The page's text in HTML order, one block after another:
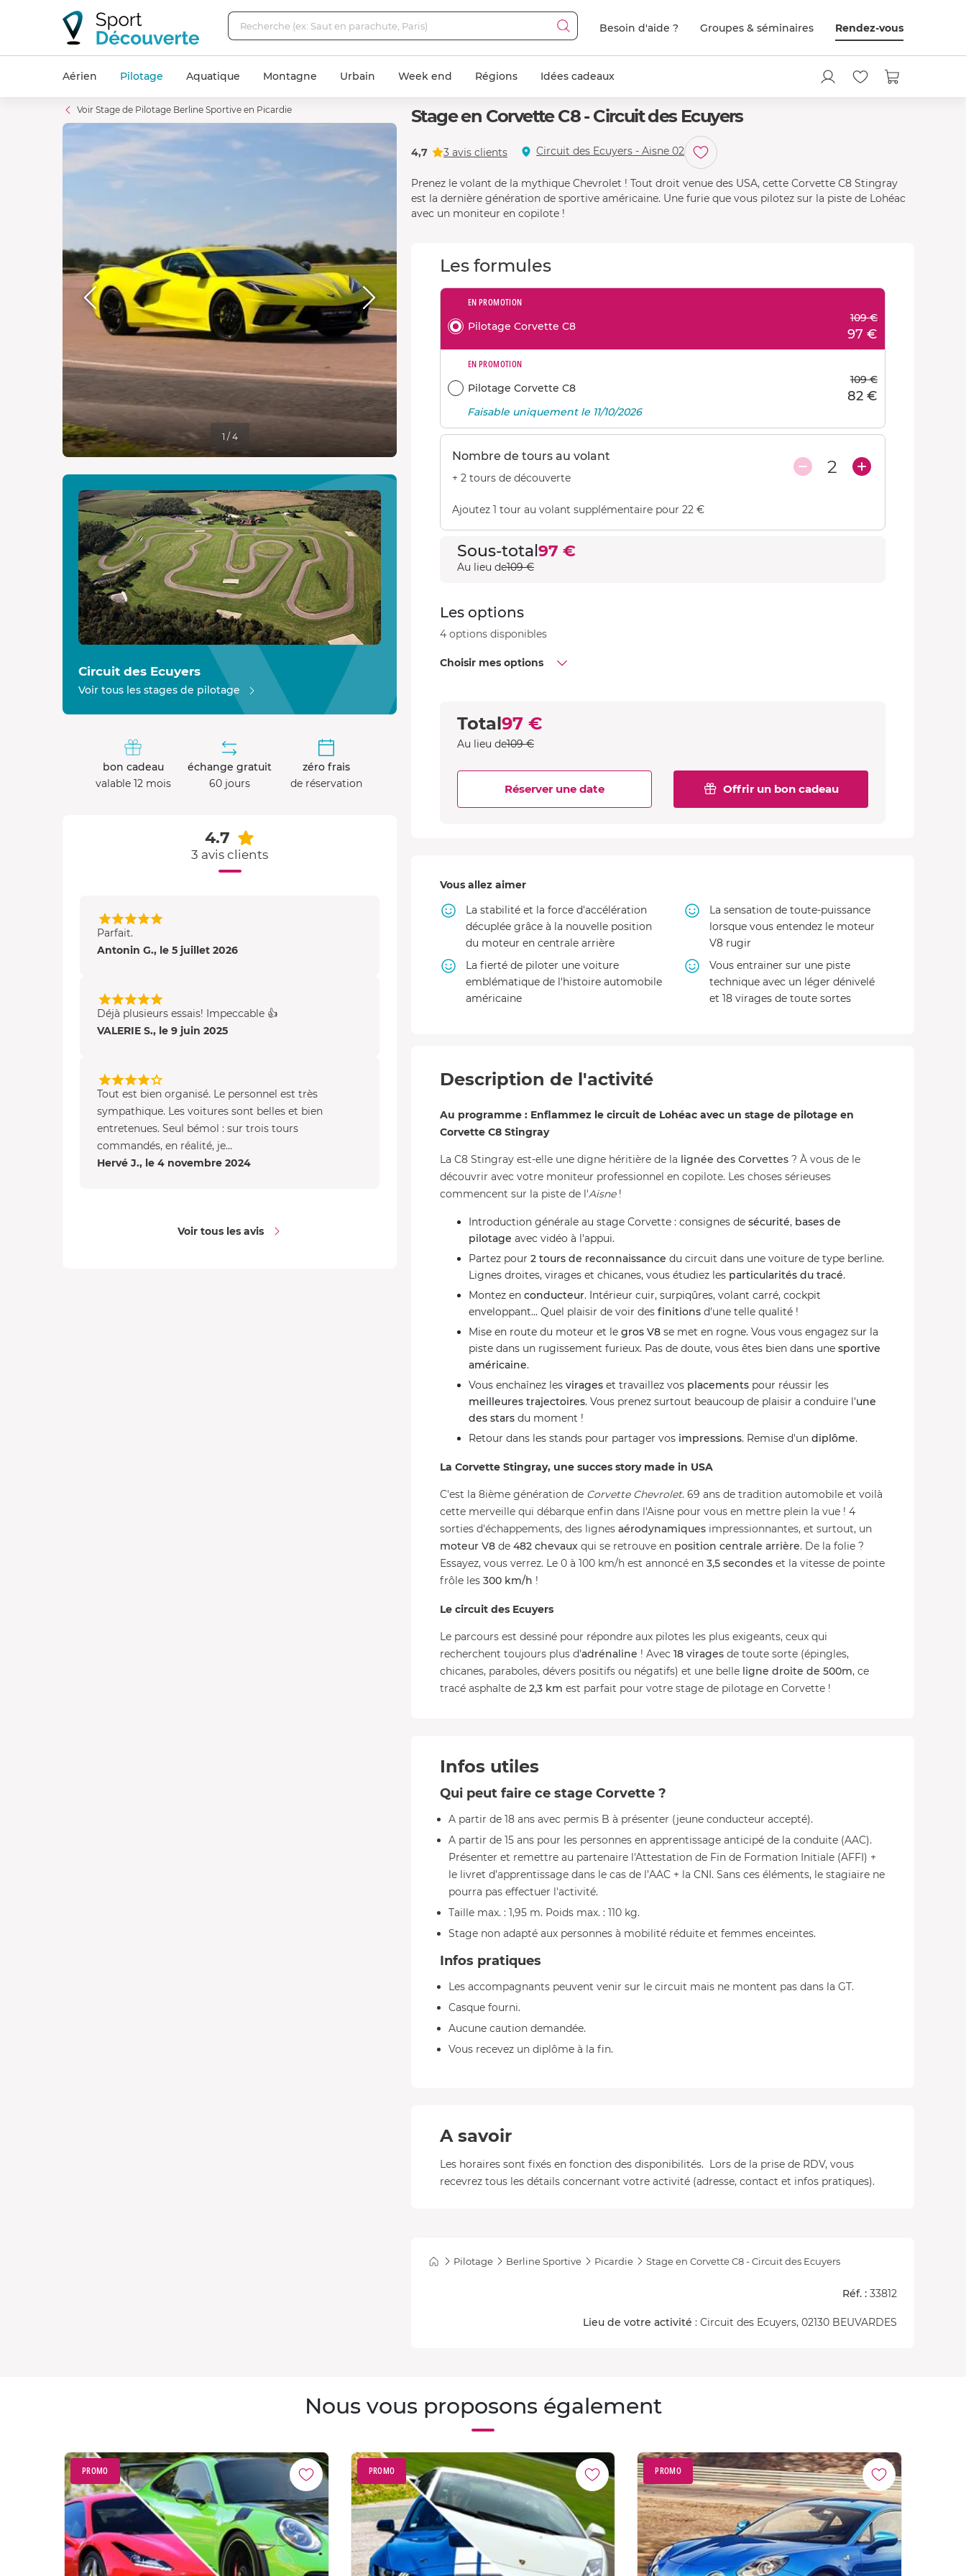
Besoin d'aide ? Groupes & séminaires Rendez-vous
Aérien Pilotage Aquatique Montagne Urbain Week end Régions Idées cadeaux
Stage en Corvette C8 - Circuit des Ecuyers
4,7 3 avis clients Circuit des Ecuyers - Aisne 02
Prenez le volant de la mythique Chevrolet ! Tout droit venue des USA, cette Corvette C8 Stingray
est la dernière génération de sportive américaine. Une furie que vous pilotez sur la piste de Lohéac
avec un moniteur en copilote !
Les formules
EN PROMOTION
Pilotage Corvette C8
109 €
97 €
EN PROMOTION
Pilotage Corvette C8
109 €
82 €
Faisable uniquement le 11/10/2026
Nombre de tours au volant
+ 2 tours de découverte
2
Ajoutez 1 tour au volant supplémentaire pour 22 €
Sous-total 97 €
Au lieu de109 €
Les options
4 options disponibles
Choisir mes options
Total97 €
Au lieu de109 €
Offrir un bon cadeau
Réserver une date
Vous allez aimer
La stabilité et la force d'accélération
décuplée grâce à la nouvelle position
du moteur en centrale arrière
La sensation de toute-puissance
lorsque vous entendez le moteur
V8 rugir
La fierté de piloter une voiture
emblématique de l'histoire automobile
américaine
Vous entrainer sur une piste
technique avec un léger dénivelé
et 18 virages de toute sortes
Description de l'activité
Au programme : Enflammez le circuit de Lohéac avec un stage de pilotage en
Corvette C8 Stingray
La C8 Stingray est-elle une digne héritière de la lignée des Corvettes ? À vous de le
découvrir avec votre moniteur professionnel en copilote. Les choses sérieuses
commencent sur la piste de l'Aisne!
Introduction générale au stage Corvette : consignes de sécurité, bases de
pilotage avec vidéo à l'appui.
Partez pour 2 tours de reconnaissance du circuit dans une voiture de type berline.
Lignes droites, virages et chicanes, vous étudiez les particularités du tracé.
Montez en conducteur. Intérieur cuir, surpiqûres, volant carré, cockpit
enveloppant... Quel plaisir de voir des finitions d'une telle qualité !
Mise en route du moteur et le gros V8 se met en rogne. Vous vous engagez sur la
piste dans un rugissement furieux. Pas de doute, vous êtes bien dans une sportive
américaine.
Vous enchaînez les virages et travaillez vos placements pour réussir les
meilleures trajectoires. Vous prenez surtout beaucoup de plaisir a conduire l'une
des stars du moment !
Retour dans les stands pour partager vos impressions. Remise d'un diplôme.
La Corvette Stingray, une succes story made in USA
C'est la 8ième génération de Corvette Chevrolet. 69 ans de tradition automobile et voilà
cette merveille qui débarque enfin dans l'Aisne pour vous en mettre plein la vue ! 4
sorties d'échappements, des lignes aérodynamiques impressionnantes, et surtout, un
moteur V8 de 482 chevaux qui se retrouve en position centrale arrière. De la folie ?
Essayez, vous verrez. Le 0 à 100 km/h est annoncé en 3,5 secondes et la vitesse de pointe
frôle les 300 km/h !
Le circuit des Ecuyers
Le parcours est dessiné pour répondre aux pilotes les plus exigeants, ceux qui
recherchent toujours plus d'adrénaline ! Avec 18 virages de toute sorte (épingles,
chicanes, paraboles, dévers positifs ou négatifs) et une belle ligne droite de 500m, ce
tracé asphalte de 2,3 km est parfait pour votre stage de pilotage en Corvette !
Infos utiles
Qui peut faire ce stage Corvette ?
A partir de 18 ans avec permis B à présenter (jeune conducteur accepté).
A partir de 15 ans pour les personnes en apprentissage anticipé de la conduite (AAC).
Présenter et remettre au partenaire l'Attestation de Fin de Formation Initiale (AFFI) +
le livret d’apprentissage dans le cas de l’AAC + la CNI. Sans ces éléments, le stagiaire ne
pourra pas effectuer l'activité.
Taille max. : 1,95 m. Poids max. : 110 kg.
Stage non adapté aux personnes à mobilité réduite et femmes enceintes.
Infos pratiques
Les accompagnants peuvent venir sur le circuit mais ne montent pas dans la GT.
Casque fourni.
Aucune caution demandée.
Vous recevez un diplôme à la fin.
A savoir
Les horaires sont fixés en fonction des disponibilités. Lors de la prise de RDV, vous
recevrez tous les détails concernant votre activité (adresse, contact et infos pratiques).
Pilotage Berline Sportive Picardie Stage en Corvette C8 - Circuit des Ecuyers
Réf. : 33812
Lieu de votre activité : Circuit des Ecuyers, 02130 BEUVARDES
Voir Stage de Pilotage Berline Sportive en Picardie
1 / 4
Circuit des Ecuyers
Voir tous les stages de pilotage
bon cadeau
valable 12 mois
échange gratuit
60 jours
zéro frais
de réservation
4.7
3 avis clients
Parfait.
Antonin G., le 5 juillet 2026
Déjà plusieurs essais! Impeccable 👍
VALERIE S., le 9 juin 2025
Tout est bien organisé. Le personnel est très
sympathique. Les voitures sont belles et bien
entretenues. Seul bémol : sur trois tours
commandés, en réalité, je...
Hervé J., le 4 novembre 2024
Voir tous les avis
Nous vous proposons également
PROMO PROMO PROMO